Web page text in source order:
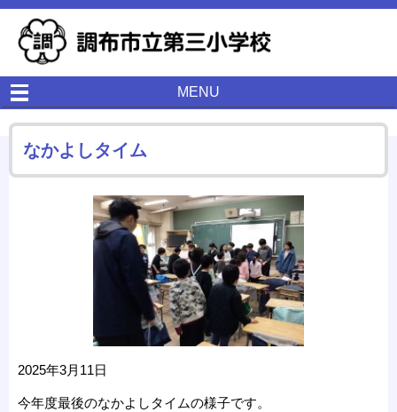
MENU
なかよしタイム
2025年3月11日
今年度最後のなかよしタイムの様子です。